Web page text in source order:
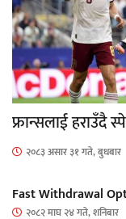
फ्रान्सलाई हराउँदै
२०८३ असार ३१ गते, बुधबार
Fast Withdrawal
२०८२ माघ २४ गते, शनिबार